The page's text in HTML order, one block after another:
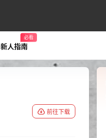
新人指南
必看
前往下载